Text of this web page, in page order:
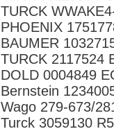
TURCK
PHOENIX
BAUMER
TURCK 2117524
DOLD 0004849
Bernstein
Wago 279-673/
Turck 3059130